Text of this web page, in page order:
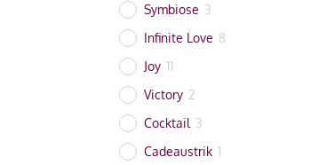
Symbiose 3
Infinite Love 8
Joy 11
Victory 2
Cocktail 3
Cadeaustrik 1